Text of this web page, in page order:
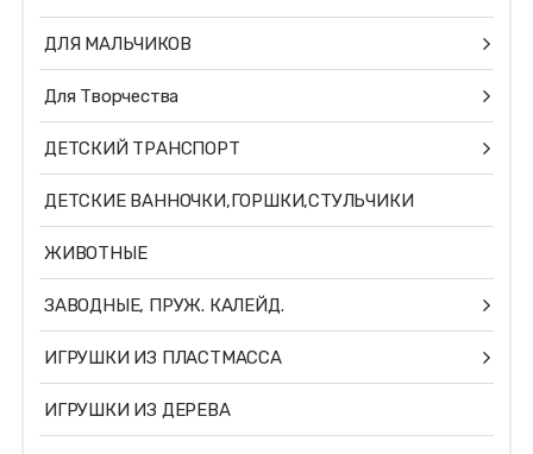
ДЛЯ МАЛЬЧИКОВ
Для Творчества
ДЕТСКИЙ ТРАНСПОРТ
ДЕТСКИЕ ВАННОЧКИ,ГОРШКИ,СТУЛЬЧИКИ
ЖИВОТНЫЕ
ЗАВОДНЫЕ, ПРУЖ. КАЛЕЙД.
ИГРУШКИ ИЗ ПЛАСТМАССА
ИГРУШКИ ИЗ ДЕРЕВА